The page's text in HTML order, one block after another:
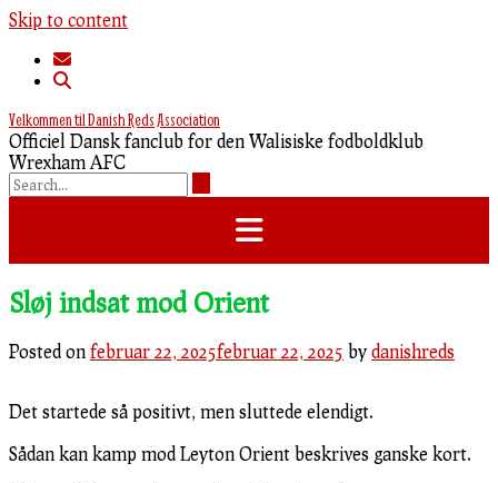
Skip to content
Velkommen til Danish Reds Association
Officiel Dansk fanclub for den Walisiske fodboldklub
Wrexham AFC
Sløj indsat mod Orient
Posted on februar 22, 2025februar 22, 2025 by danishreds
Det startede så positivt, men sluttede elendigt.
Sådan kan kamp mod Leyton Orient beskrives ganske kort.